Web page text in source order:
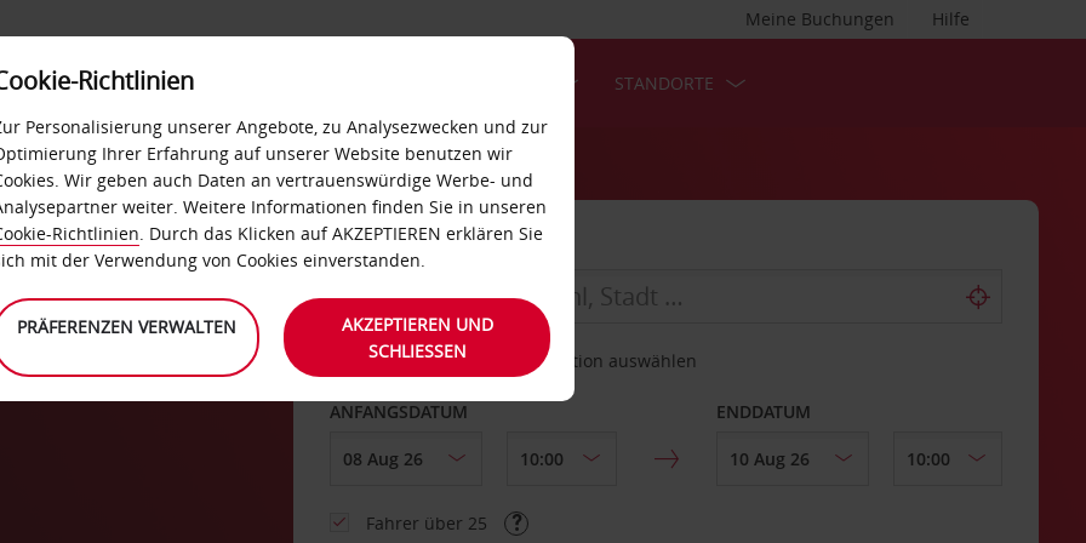
Hilfe
Meine Buchungen
LOYALTY SELF-SERVICES STANDORTE
ABHOLEN VON
Eine andere Rückgabestation auswählen
ANFANGSDATUM ENDDATUM
Fahrer über 25
Richtlinien
Personalisierung unserer Angebote, zu Analysezwecken und zur
Ihrer Erfahrung auf unserer Website benutzen wir
Wir geben auch Daten an vertrauenswürdige Werbe- und
weiter. Weitere Informationen finden Sie in unseren
Richtlinien. Durch das Klicken auf AKZEPTIEREN erklären Sie
mit der Verwendung von Cookies einverstanden.
PRÄFERENZEN VERWALTEN
AKZEPTIEREN UND
SCHLIESSEN